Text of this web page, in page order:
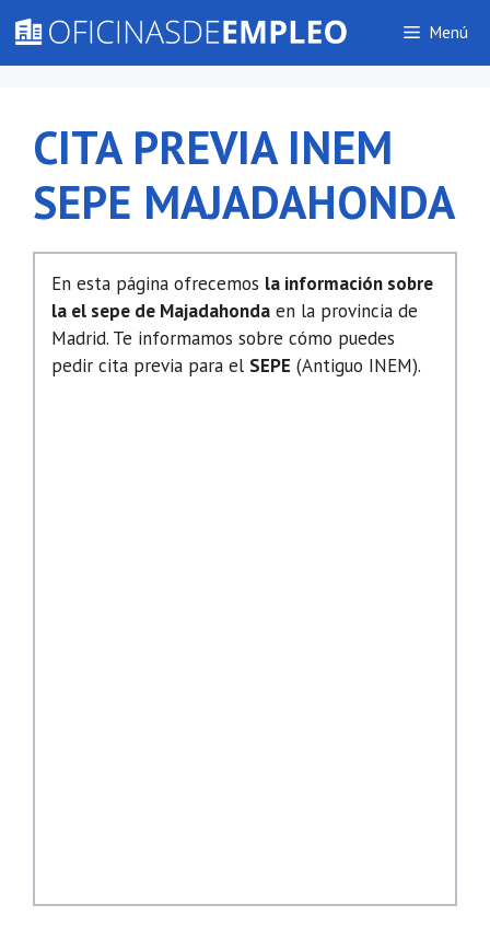
contenido
Menú
CITA PREVIA INEM
SEPE MAJADAHONDA
En esta página ofrecemos la información sobre
la el sepe de Majadahonda en la provincia de
Madrid. Te informamos sobre cómo puedes
pedir cita previa para el SEPE (Antiguo INEM).